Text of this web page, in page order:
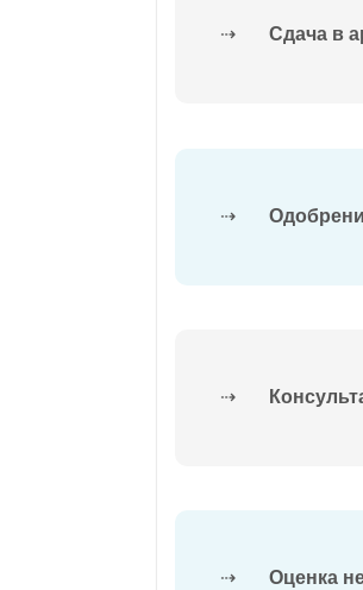
⇢ Сдача в
⇢
⇢
⇢ Оценка